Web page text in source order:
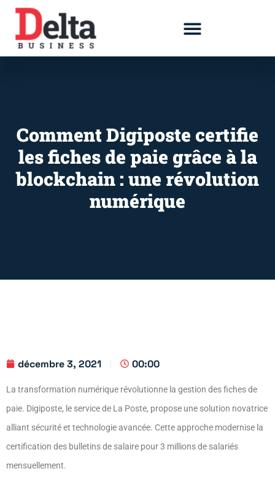
Comment Digiposte certifie
les fiches de paie grâce à la
blockchain : une révolution
numérique
décembre 3, 2021 00:00
La transformation numérique révolutionne la gestion des fiches de
paie. Digiposte, le service de La Poste, propose une solution novatrice
alliant sécurité et technologie avancée. Cette approche modernise la
certification des bulletins de salaire pour 3 millions de salariés
mensuellement.